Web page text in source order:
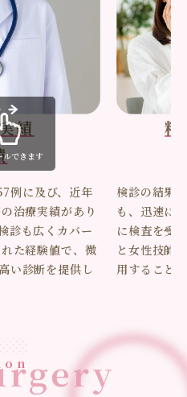
績
例に及び、近年
治療実績があり
診も広くカバー
た経験値で、微
い診断を提供し
精
検診の結果
も、迅速に
に検査を受
と女性技師
用すること
ルできます